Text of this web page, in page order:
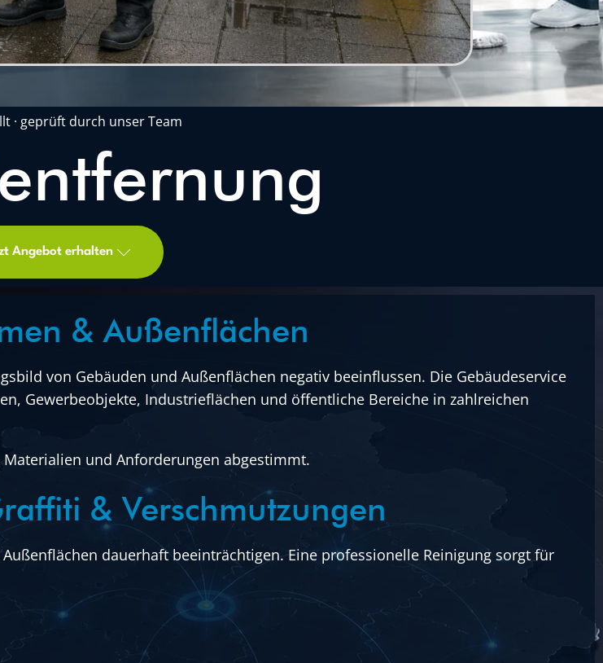
· geprüft durch unser Team
Angebot erhalten
& Außenflächen
von Gebäuden und Außenflächen negativ beeinflussen. Die Gebäudeservice
Gewerbeobjekte, Industrieflächen und öffentliche Bereiche in zahlreichen
und Anforderungen abgestimmt.
& Verschmutzungen
dauerhaft beeinträchtigen. Eine professionelle Reinigung sorgt für